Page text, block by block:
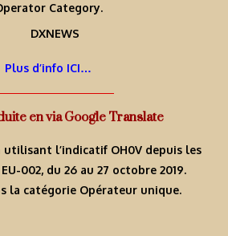
Category.
Plus d’info ICI…
en via Google Translate
utilisant l’indicatif OH0V depuis les
002, du 26 au 27 octobre 2019.
la catégorie Opérateur unique.